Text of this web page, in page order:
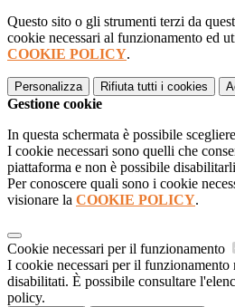
Questo sito o gli strumenti terzi da
cookie necessari al funzionamento ed
COOKIE POLICY.
Personalizza Rifiuta tutti i cookies
Gestione cookie
In questa schermata è possibile
I cookie necessari sono quelli che
piattaforma e non è possibile
Per conoscere quali sono i cookie
visionare la COOKIE POLICY.
Cookie necessari per il funzionamento
I cookie necessari per il funzionamento
disabilitati. È possibile consultare
policy.